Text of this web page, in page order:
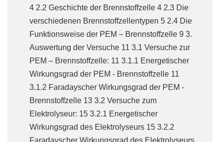
4 2.2 Geschichte der Brennstoffzelle 4 2.3 Die
verschiedenen Brennstoffzellentypen 5 2.4 Die
Funktionsweise der PEM – Brennstoffzelle 9 3.
Auswertung der Versuche 11 3.1 Versuche zur
PEM – Brennstoffzelle: 11 3.1.1 Energetischer
Wirkungsgrad der PEM - Brennstoffzelle 11
3.1.2 Faradayscher Wirkungsgrad der PEM -
Brennstoffzelle 13 3.2 Versuche zum
Elektrolyseur: 15 3.2.1 Energetischer
Wirkungsgrad des Elektrolyseurs 15 3.2.2
Faradayscher Wirkungsgrad des Elektrolyseurs